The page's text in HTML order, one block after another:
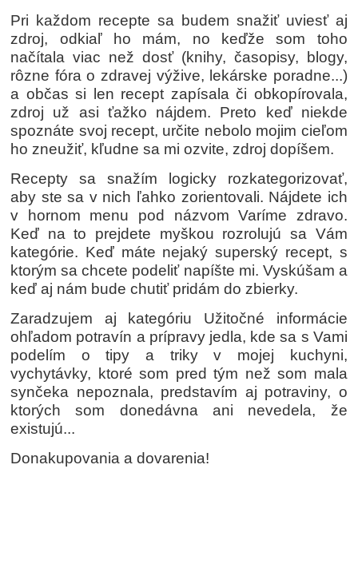
Pri každom recepte sa budem snažiť uviesť aj
zdroj, odkiaľ ho mám, no keďže som toho
načítala viac než dosť (knihy, časopisy, blogy,
rôzne fóra o zdravej výžive, lekárske poradne...)
a občas si len recept zapísala či obkopírovala,
zdroj už asi ťažko nájdem. Preto keď niekde
spoznáte svoj recept, určite nebolo mojim cieľom
ho zneužiť, kľudne sa mi ozvite, zdroj dopíšem.
Recepty sa snažím logicky rozkategorizovať,
aby ste sa v nich ľahko zorientovali. Nájdete ich
v hornom menu pod názvom Varíme zdravo.
Keď na to prejdete myškou rozrolujú sa Vám
kategórie. Keď máte nejaký superský recept, s
ktorým sa chcete podeliť napíšte mi. Vyskúšam a
keď aj nám bude chutiť pridám do zbierky.
Zaradzujem aj kategóriu Užitočné informácie
ohľadom potravín a prípravy jedla, kde sa s Vami
podelím o tipy a triky v mojej kuchyni,
vychytávky, ktoré som pred tým než som mala
synčeka nepoznala, predstavím aj potraviny, o
ktorých som donedávna ani nevedela, že
existujú...
Donakupovania a dovarenia!